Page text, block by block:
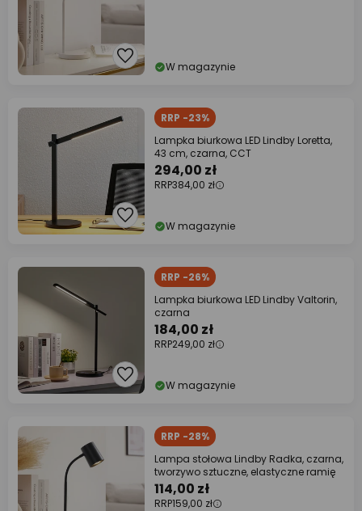
W magazynie
RRP -23%
Lampka biurkowa LED Lindby Loretta,
43 cm, czarna, CCT
294,00 zł
RRP384,00 zł
W magazynie
RRP -26%
Lampka biurkowa LED Lindby Valtorin,
czarna
184,00 zł
RRP249,00 zł
W magazynie
RRP -28%
Lampa stołowa Lindby Radka, czarna,
tworzywo sztuczne, elastyczne ramię
114,00 zł
RRP159,00 zł